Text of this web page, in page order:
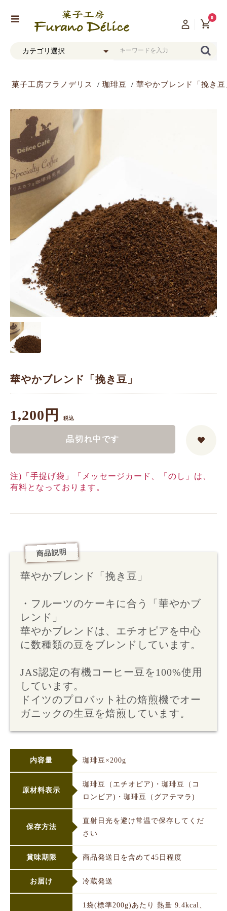
0
菓子工房フラノデリス 珈琲豆 華やかブレンド「挽き豆
華やかブレンド「挽き豆」
1,200円 税込
品切れ中です
注)「手提げ袋」「メッセージカード、「のし」は、
有料となっております。
商品説明
華やかブレンド「挽き豆」
・フルーツのケーキに合う「華やかブ
レンド」
華やかブレンドは、エチオピアを中心
に数種類の豆をブレンドしています。
JAS認定の有機コーヒー豆を100%使用
しています。
ドイツのプロバット社の焙煎機でオー
ガニックの生豆を焙煎しています。
内容量 珈琲豆×200g
原材料表示
珈琲豆（エチオピア)・珈琲豆（コ
ロンビア)・珈琲豆（グアテマラ)
保存方法
直射日光を避け常温で保存してくだ
さい
賞味期限 商品発送日を含めて45日程度
お届け 冷蔵発送
1袋(標準200g)あたり 熱量 9.4kcal、